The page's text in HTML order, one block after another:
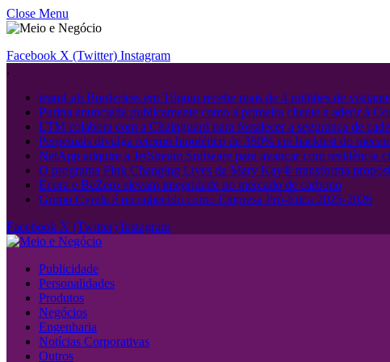
Close Menu
Facebook X (Twitter) Instagram
.
teamLab Borderless em Tóquio recebe mais de 4 milhões de
Purina anunciada publicamente como a primeira cliente a aderir à
LTM colabora com a Chainguard para fortalecer a segurança de
Perpetuals divulga retorno hipotético de 380% em backtest do
NetApp adquire a JetStream Software para avançar com resiliência
O programa Pink Changing Lives da Mary Kay® transforma
Ecora e BeZero elevam integridade no mercado de carbono
Grupo Cyrela é reconhecido como Empresa Pró-Ética 2025-2026
Facebook X (Twitter) Instagram
Publicidade
Personalidades
Produtos
Negócios
Engenharia
Notícias Corporativas
Outros